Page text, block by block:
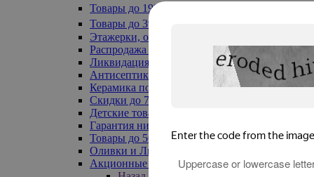
Товары до 199₽
Товары до 399₽
Этажерки, обувницы
Распродажа текстиля до -50%
Ликвидация до -70%
Антисептики
Керамика по 129 руб
Скидки до 70%
Детские товары
Гарантия низкой цены
Товары до 500 руб
Оливки и Лимоны
Акционные товары